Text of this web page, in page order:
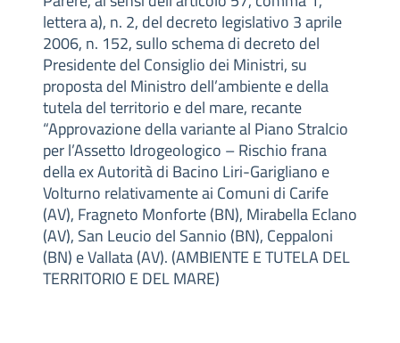
lettera a), n. 2, del decreto legislativo 3 aprile
2006, n. 152, sullo schema di decreto del
Presidente del Consiglio dei Ministri, su
proposta del Ministro dell’ambiente e della
tutela del territorio e del mare, recante
“Approvazione della variante al Piano Stralcio
per l’Assetto Idrogeologico – Rischio frana
della ex Autorità di Bacino Liri-Garigliano e
Volturno relativamente ai Comuni di Carife
(AV), Fragneto Monforte (BN), Mirabella Eclano
(AV), San Leucio del Sannio (BN), Ceppaloni
(BN) e Vallata (AV). (AMBIENTE E TUTELA DEL
TERRITORIO E DEL MARE)